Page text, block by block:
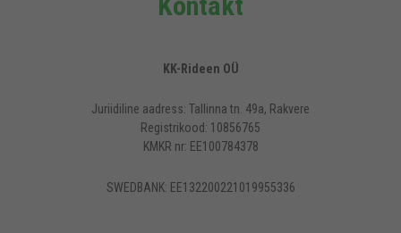
KK-Rideen OÜ
Juriidiline aadress: Tallinna tn. 49a, Rakvere
Registrikood: 10856765
KMKR nr: EE100784378
SWEDBANK: EE132200221019955336